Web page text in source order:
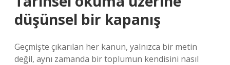
düşünsel bir kapanış
Geçmişte çıkarılan her kanun, yalnızca bir metin
değil, aynı zamanda bir toplumun kendisini nasıl